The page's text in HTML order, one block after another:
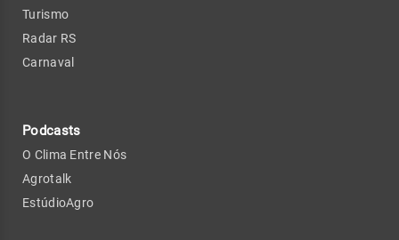
Turismo
Radar RS
Carnaval
Podcasts
O Clima Entre Nós
Agrotalk
EstúdioAgro